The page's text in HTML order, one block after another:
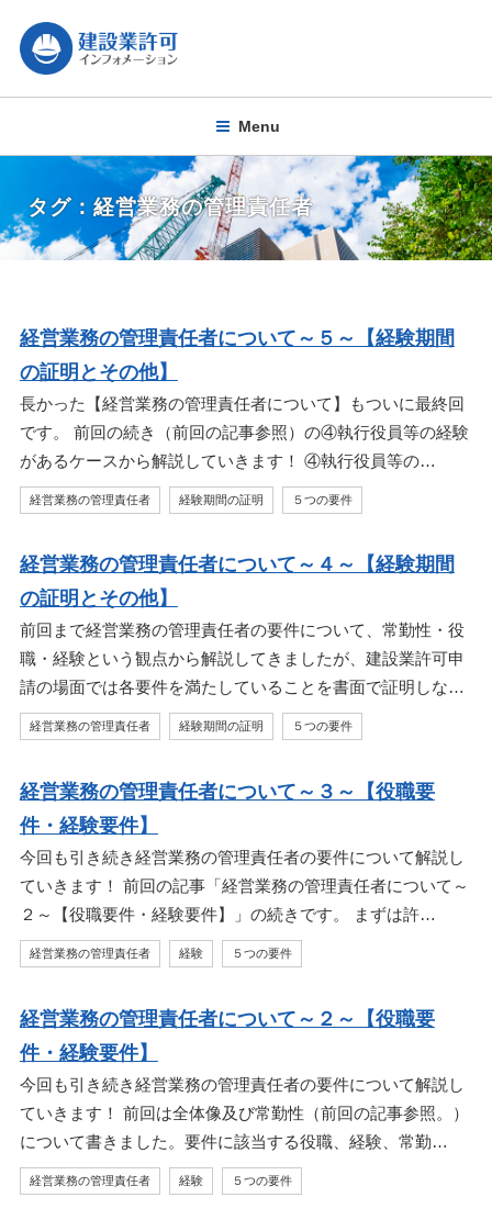
Menu
タグ：経営業務の管理責任者
経営業務の管理責任者について～５～【経験期間
の証明とその他】
長かった【経営業務の管理責任者について】もついに最終回
です。 前回の続き（前回の記事参照）の④執行役員等の経験
があるケースから解説していきます！ ④執行役員等の…
経営業務の管理責任者 経験期間の証明 ５つの要件
経営業務の管理責任者について～４～【経験期間
の証明とその他】
前回まで経営業務の管理責任者の要件について、常勤性・役
職・経験という観点から解説してきましたが、建設業許可申
請の場面では各要件を満たしていることを書面で証明しな…
経営業務の管理責任者 経験期間の証明 ５つの要件
経営業務の管理責任者について～３～【役職要
件・経験要件】
今回も引き続き経営業務の管理責任者の要件について解説し
ていきます！ 前回の記事「経営業務の管理責任者について～
２～【役職要件・経験要件】」の続きです。 まずは許…
経営業務の管理責任者 経験 ５つの要件
経営業務の管理責任者について～２～【役職要
件・経験要件】
今回も引き続き経営業務の管理責任者の要件について解説し
ていきます！ 前回は全体像及び常勤性（前回の記事参照。）
について書きました。要件に該当する役職、経験、常勤…
経営業務の管理責任者 経験 ５つの要件